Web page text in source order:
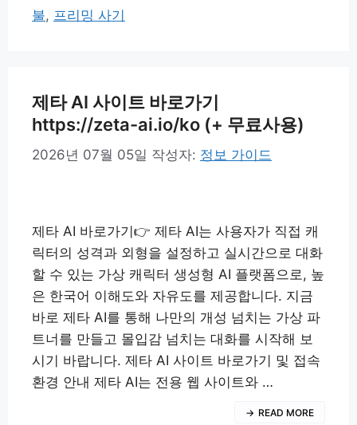
불, 프리밍 사기
제타 AI 사이트 바로가기
https://zeta-ai.io/ko (+ 무료사용)
2026년 07월 05일 작성자: 정보 가이드
제타 AI 바로가기👉 제타 AI는 사용자가 직접 캐
릭터의 성격과 외형을 설정하고 실시간으로 대화
할 수 있는 가상 캐릭터 생성형 AI 플랫폼으로, 높
은 한국어 이해도와 자유도를 제공합니다. 지금
바로 제타 AI를 통해 나만의 개성 넘치는 가상 파
트너를 만들고 몰입감 넘치는 대화를 시작해 보
시기 바랍니다. 제타 AI 사이트 바로가기 및 접속
환경 안내 제타 AI는 전용 웹 사이트와 …
READ MORE